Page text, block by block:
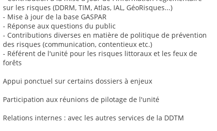
sur les risques (DDRM, TIM, Atlas, IAL, GéoRisques...)
- Mise à jour de la base GASPAR
- Réponse aux questions du public
- Contributions diverses en matière de politique de prévention
des risques (communication, contentieux etc.)
- Référent de l'unité pour les risques littoraux et les feux de
forêts
Appui ponctuel sur certains dossiers à enjeux
Participation aux réunions de pilotage de l'unité
Relations internes : avec les autres services de la DDTM